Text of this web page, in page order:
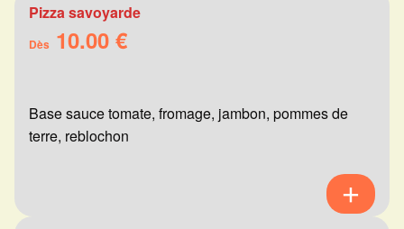
Pizza savoyarde
Dès 10.00 €
Base sauce tomate, fromage, jambon, pommes de
terre, reblochon